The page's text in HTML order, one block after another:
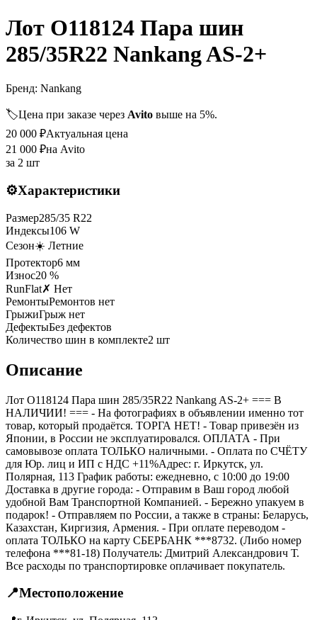
Лот O118124 Пара шин
285/35R22 Nankang AS-2+
Бренд: Nankang
🏷️Цена при заказе через Avito выше на 5%.
20 000 ₽Актуальная цена
21 000 ₽на Avito
за 2 шт
⚙️Характеристики
Размер285/35 R22
Индексы106 W
Сезон☀️ Летние
Протектор6 мм
Износ20 %
RunFlat✗ Нет
РемонтыРемонтов нет
ГрыжиГрыж нет
ДефектыБез дефектов
Количество шин в комплекте2 шт
Описание
Лот O118124 Пара шин 285/35R22 Nankang AS-2+ === B
НАЛИЧИИ! === - На фотографиях в объявлении именно тот
товар, который продаётся. ТОРГА НЕТ! - Товар привезён из
Японии, в России не эксплуатировался. ОПЛАТА - При
самовывозе оплата ТОЛЬКО наличными. - Оплата по СЧЁТУ
для Юр. лиц и ИП с НДС +11%Адрес: г. Иркутск, ул.
Полярная, 113 График работы: ежедневно, с 10:00 до 19:00
Доставка в другие города: - Отправим в Ваш город любой
удобной Вам Транспортной Компанией. - Бережно упакуем в
подарок! - Отправляем по России, а также в страны: Беларусь,
Казахстан, Киргизия, Армения. - При оплате переводом -
оплата ТОЛЬКО на карту СБЕРБАНК ***8732. (Либо номер
телефона ***81-18) Получатель: Дмитрий Александрович Т.
Все расходы по транспортировке оплачивает покупатель.
📍Местоположение